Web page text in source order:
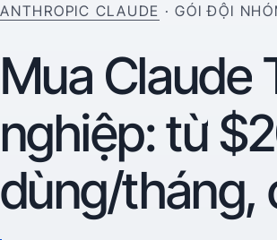
ANTHROPIC CLAUDE · GÓI ĐỘI
Mua Claude
nghiệp:từ
dùng/tháng,